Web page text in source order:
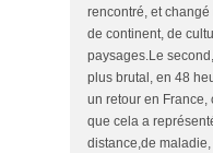
rencontré, et
de continent, de
paysages.Le
plus brutal, en 48
un retour en France,
que cela a
distance,de